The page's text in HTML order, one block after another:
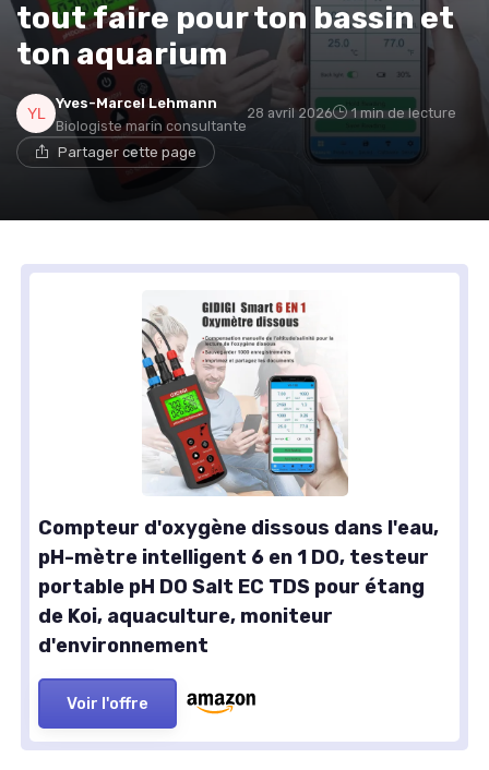
tout faire pour ton bassin et
ton aquarium
Yves-Marcel Lehmann
Biologiste marin consultante
28 avril 2026 1 min de lecture
Partager cette page
Compteur d'oxygène dissous dans l'eau,
pH-mètre intelligent 6 en 1 DO, testeur
portable pH DO Salt EC TDS pour étang
de Koi, aquaculture, moniteur
d'environnement
Voir l'offre